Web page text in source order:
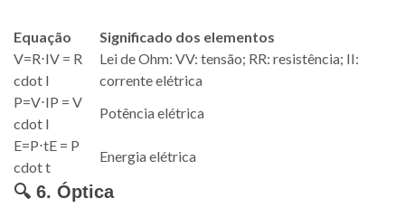
Equação
Significado dos elementos
V=R⋅IV = R
cdot I
Lei de Ohm: VV: tensão; RR: resistência; II:
corrente elétrica
P=V⋅IP = V
cdot I
Potência elétrica
E=P⋅tE = P
cdot t
Energia elétrica
🔍 6. Óptica